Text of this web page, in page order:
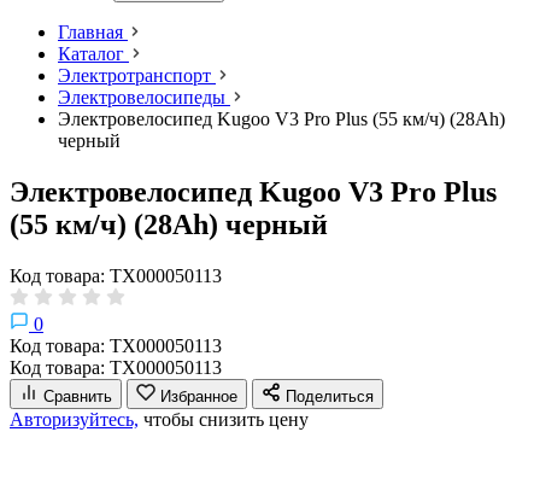
Главная
Каталог
Электротранспорт
Электровелосипеды
Электровелосипед Kugoo V3 Pro Plus (55 км/ч) (28Ah)
черный
Электровелосипед Kugoo V3 Pro Plus
(55 км/ч) (28Ah) черный
Код товара: ТХ000050113
0
Код товара: ТХ000050113
Код товара: ТХ000050113
Сравнить Избранное Поделиться
Авторизуйтесь, чтобы снизить цену